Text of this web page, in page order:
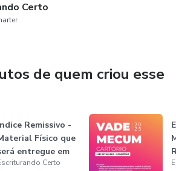
Certo
de quem criou esse
Remissivo -
Físico que
entregue em
Certo